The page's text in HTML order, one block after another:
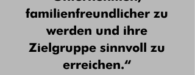
familienfreundlicher zu
werden und ihre
Zielgruppe sinnvoll zu
erreichen.“